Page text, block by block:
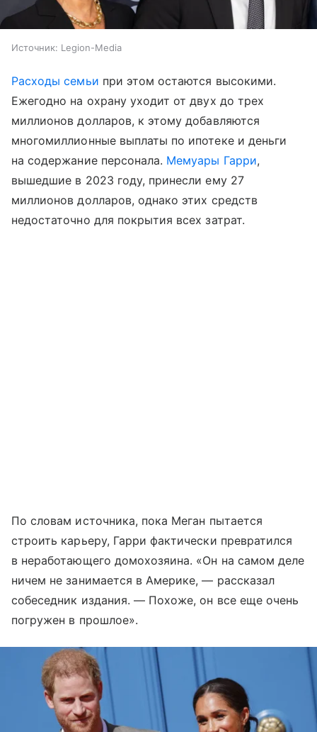
Источник: Legion-Media
Расходы семьи при этом остаются высокими.
Ежегодно на охрану уходит от двух до трех
миллионов долларов, к этому добавляются
многомиллионные выплаты по ипотеке и деньги
на содержание персонала. Мемуары Гарри,
вышедшие в 2023 году, принесли ему 27
миллионов долларов, однако этих средств
недостаточно для покрытия всех затрат.
По словам источника, пока Меган пытается
строить карьеру, Гарри фактически превратился
в неработающего домохозяина. «Он на самом деле
ничем не занимается в Америке, — рассказал
собеседник издания. — Похоже, он все еще очень
погружен в прошлое».